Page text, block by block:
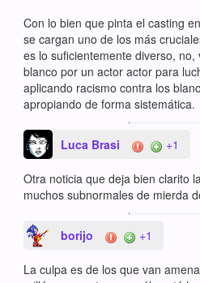
Con lo bien que pinta el casting
se cargan uno de los más
es lo suficientemente diverso,
blanco por un actor actor para
aplicando racismo contra los
apropiando de forma sistemática.
Luca Brasi +1
Otra noticia que deja bien clarito
muchos subnormales de mierda
borijo +1
La culpa es de los que van